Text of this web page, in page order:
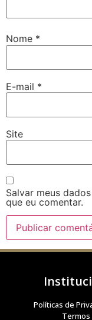
Nome *
E-mail *
Site
Salvar meus
que eu comentar.
Políticas de
Termos